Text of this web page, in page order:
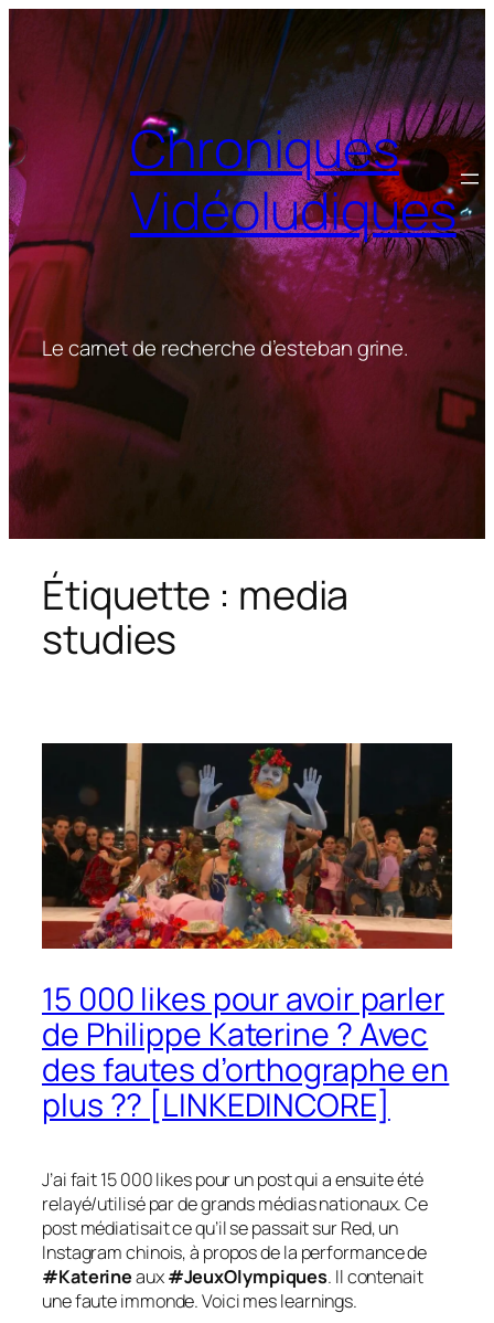
Chroniques
Vidéoludiques
Le carnet de recherche d’esteban grine.
Étiquette : media
studies
15 000 likes pour avoir parler
de Philippe Katerine ? Avec
des fautes d’orthographe en
plus ?? [LINKEDINCORE]
J’ai fait 15 000 likes pour un post qui a ensuite été
relayé/utilisé par de grands médias nationaux. Ce
post médiatisait ce qu’il se passait sur Red, un
Instagram chinois, à propos de la performance de
#Katerineaux#JeuxOlympiques. Il contenait
une faute immonde. Voici mes learnings.